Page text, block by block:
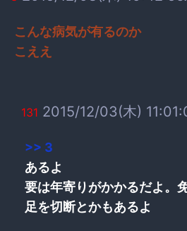
こんな病気が有るのか
こええ
131 2015/12/03(木)
>> 3
あるよ
要は年寄りがかかるだよ。
足を切断とかもあるよ